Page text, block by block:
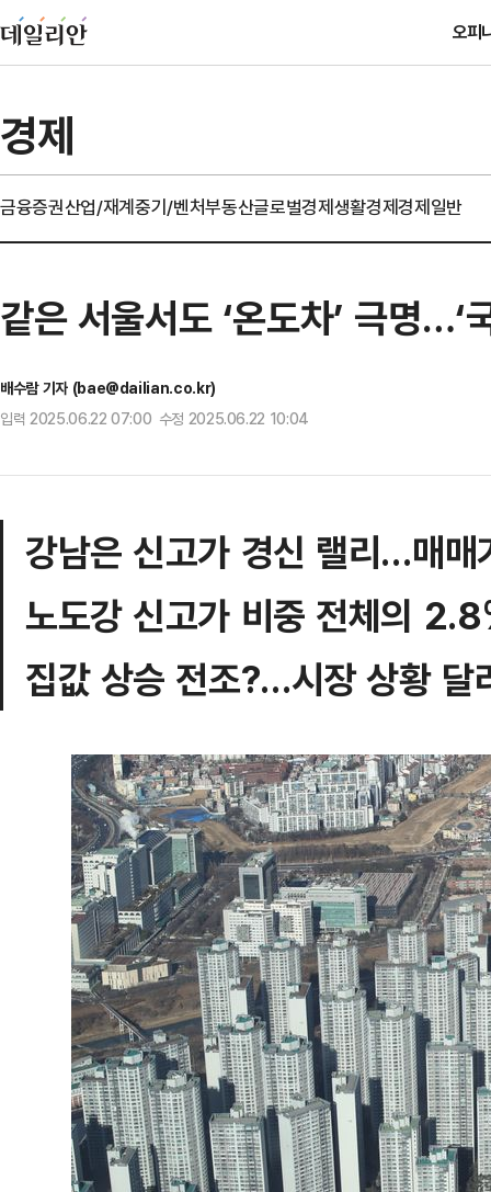
오피
경제
금융증권산업/재계중기/벤처부동산글로벌경제생활경제경제일반
같은 서울서도 ‘온도차’ 극명
배수람 기자 (bae@dailian.co.kr)
입력 2025.06.22 07:00 수정 2025.06.22 10:04
강남은 신고가 경신 랠리…매
노도강 신고가 비중 전체의
집값 상승 전조?…시장 상황